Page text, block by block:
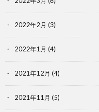
2022年2月 (3)
2022年1月 (4)
2021年12月 (4)
2021年11月 (5)